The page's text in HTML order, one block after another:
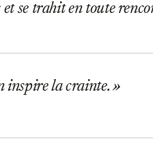
se trahit en toute
inspire la crainte.